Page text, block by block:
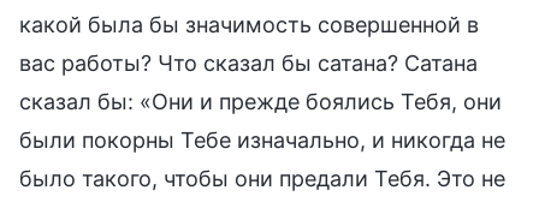
какой была бы значимость совершенной в
вас работы? Что сказал бы сатана? Сатана
сказал бы: «Они и прежде боялись Тебя, они
были покорны Тебе изначально, и никогда не
было такого, чтобы они предали Тебя. Это не